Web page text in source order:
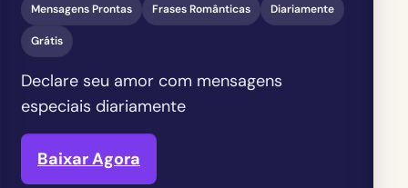
Mensagens Prontas Frases Românticas Diariamente
Grátis
Declare seu amor com mensagens
especiais diariamente
Baixar Agora